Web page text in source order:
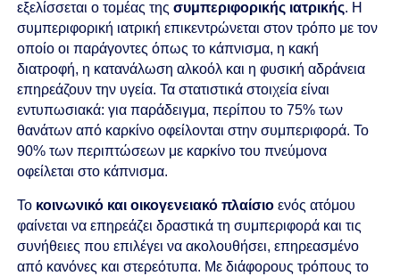
εξελίσσεται ο τομέας τηςσυμπεριφορικής ιατρικής. Η
συμπεριφορική ιατρική επικεντρώνεται στον τρόπο με τον
οποίο οι παράγοντες όπως το κάπνισμα, η κακή
διατροφή, η κατανάλωση αλκοόλ και η φυσική αδράνεια
επηρεάζουν την υγεία. Τα στατιστικά στοιχεία είναι
εντυπωσιακά: για παράδειγμα, περίπου το 75% των
θανάτων από καρκίνο οφείλονται στην συμπεριφορά. Το
90% των περιπτώσεων με καρκίνο του πνεύμονα
οφείλεται στο κάπνισμα.
Το κοινωνικό και οικογενειακό πλαίσιο ενός ατόμου
φαίνεται να επηρεάζει δραστικά τη συμπεριφορά και τις
συνήθειες που επιλέγει να ακολουθήσει,επηρεασμένο
από κανόνες και στερεότυπα. Με διάφορους τρόπουςτο